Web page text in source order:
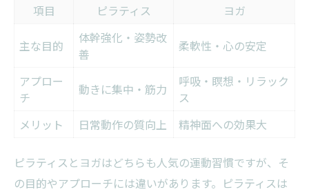
項目 ピラティス ヨガ
主な目的
体幹強化・姿勢改
善
柔軟性・心の安定
アプロー
チ
動きに集中・筋力
呼吸・瞑想・リラック
ス
メリット
日常動作の質向上 精神面への効果大
ピラティスとヨガはどちらも人気の運動習慣ですが、そ
の目的やアプローチには違いがあります。ピラティスは